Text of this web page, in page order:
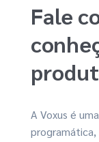
Fale
A Voxus é